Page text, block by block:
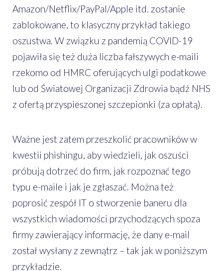
Amazon/Netflix/PayPal/Apple itd. zostanie
zablokowane, to klasyczny przykład takiego
oszustwa. W związku z pandemią COVID-19
pojawiła się też duża liczba fałszywych e-maili
rzekomo od HMRC oferujących ulgi podatkowe
lub od Światowej Organizacji Zdrowia bądź NHS
z ofertą przyspieszonej szczepionki (za opłatą).
Ważne jest zatem przeszkolić pracowników w
kwestii phishingu, aby wiedzieli, jak oszuści
próbują dotrzeć do firm, jak rozpoznać tego
typu e-maile i jak je zgłaszać. Można też
poprosić zespół IT o stworzenie baneru dla
wszystkich wiadomości przychodzących spoza
firmy zawierający informację, że dany e-mail
został wysłany z zewnątrz – tak jak w poniższym
przykładzie.